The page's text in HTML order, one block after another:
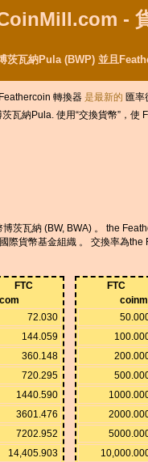
-
茨瓦納Pula (BWP) 並且
轉換器 是最新的 匯率
瓦納Pula. 使用“交換貨幣”，
茨瓦納 (BW, BWA) 。 the
際貨幣基金組織 。 交換率為the
FTC
72.030
144.059
360.148
720.295
1440.590
3601.476
7202.952
14,405.903
FTC